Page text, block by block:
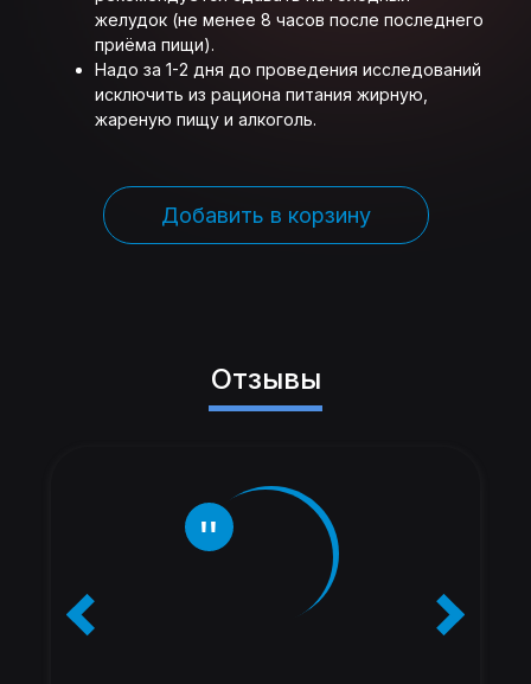
желудок (не менее 8 часов после последнего
приёма пищи).
Надо за 1-2 дня до проведения исследований
исключить из рациона питания жирную,
жареную пищу и алкоголь.
Добавить в корзину
Отзывы